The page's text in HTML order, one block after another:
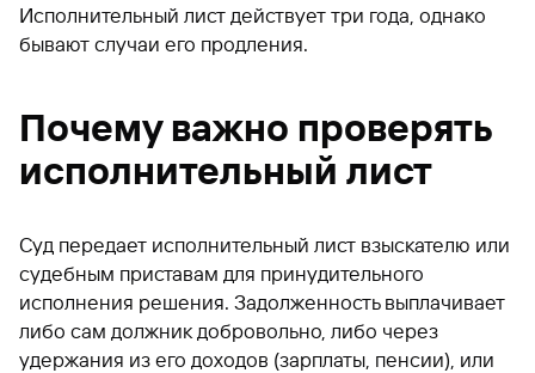
Исполнительный лист действует три года, однако
бывают случаи его продления.
Почему важно проверять
исполнительный лист
Суд передает исполнительный лист взыскателю или
судебным приставам для принудительного
исполнения решения. Задолженность выплачивает
либо сам должник добровольно, либо через
удержания из его доходов (зарплаты, пенсии), или